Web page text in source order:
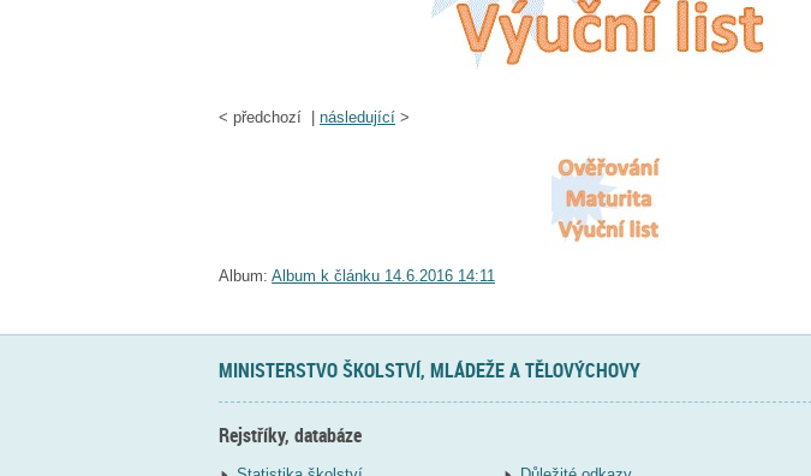
< předchozí | následující >
Album: Album k článku 14.6.2016 14:11
MINISTERSTVO ŠKOLSTVÍ, MLÁDEŽE A TĚLOVÝCHOVY
Rejstříky, databáze